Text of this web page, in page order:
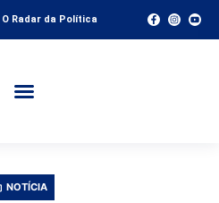
O Radar da Política
NOTÍCIA